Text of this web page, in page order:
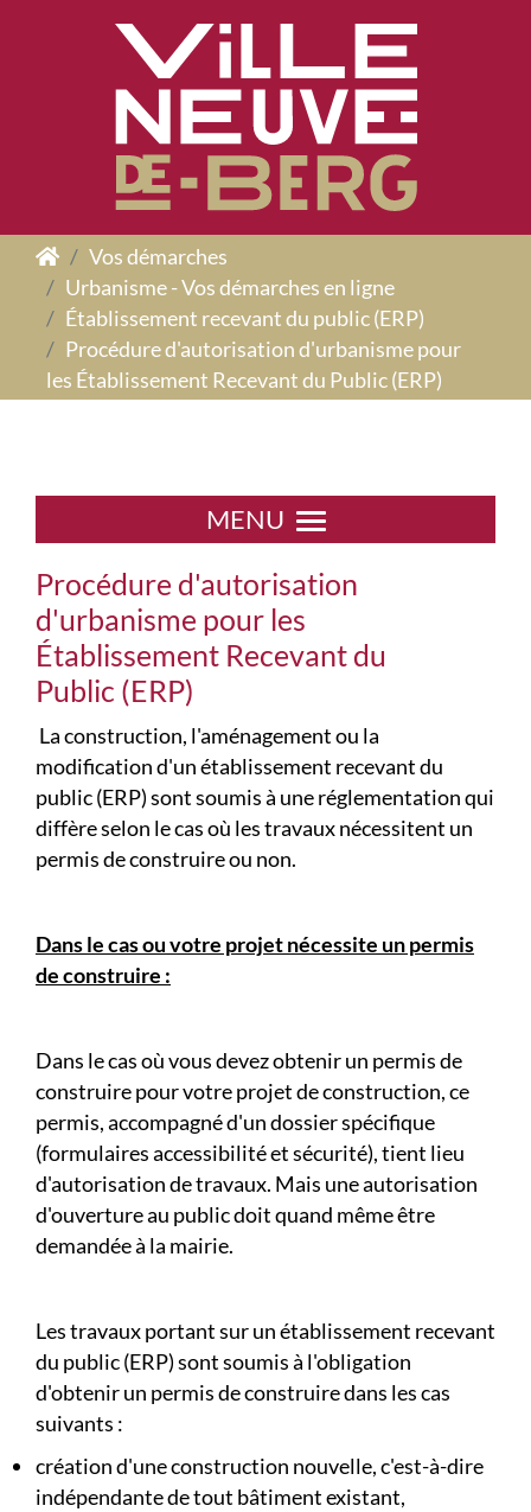
Vos démarches
Urbanisme - Vos démarches en ligne
Établissement recevant du public (ERP)
Procédure d'autorisation d'urbanisme pour
les Établissement Recevant du Public (ERP)
MENU
Procédure d'autorisation
d'urbanisme pour les
Établissement Recevant du
Public (ERP)
La construction, l'aménagement ou la
modification d'un établissement recevant du
public (ERP) sont soumis à une réglementation qui
diffère selon le cas où les travaux nécessitent un
permis de construire ou non.
Dans le cas ou votre projet nécessite un permis
de construire :
Dans le cas où vous devez obtenir un permis de
construire pour votre projet de construction, ce
permis, accompagné d'un dossier spécifique
(formulaires accessibilité et sécurité), tient lieu
d'autorisation de travaux. Mais une autorisation
d'ouverture au public doit quand même être
demandée à la mairie.
Les travaux portant sur un établissement recevant
du public (ERP) sont soumis à l'obligation
d'obtenir un permis de construire dans les cas
suivants :
création d'une construction nouvelle, c'est-à-dire
indépendante de tout bâtiment existant,